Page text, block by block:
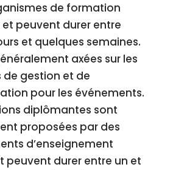
de formation
peuvent durer entre
et quelques semaines.
axées sur les
gestion et de
pour les événements.
diplômantes sont
proposées par des
d’enseignement
peuvent durer entre un et